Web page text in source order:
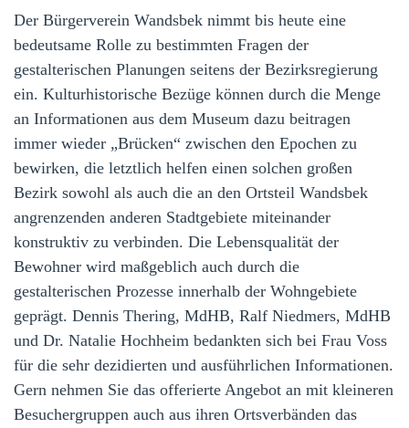
Der Bürgerverein Wandsbek nimmt bis heute eine
bedeutsame Rolle zu bestimmten Fragen der
gestalterischen Planungen seitens der Bezirksregierung
ein. Kulturhistorische Bezüge können durch die Menge
an Informationen aus dem Museum dazu beitragen
immer wieder „Brücken“ zwischen den Epochen zu
bewirken, die letztlich helfen einen solchen großen
Bezirk sowohl als auch die an den Ortsteil Wandsbek
angrenzenden anderen Stadtgebiete miteinander
konstruktiv zu verbinden. Die Lebensqualität der
Bewohner wird maßgeblich auch durch die
gestalterischen Prozesse innerhalb der Wohngebiete
geprägt. Dennis Thering, MdHB, Ralf Niedmers, MdHB
und Dr. Natalie Hochheim bedankten sich bei Frau Voss
für die sehr dezidierten und ausführlichen Informationen.
Gern nehmen Sie das offerierte Angebot an mit kleineren
Besuchergruppen auch aus ihren Ortsverbänden das